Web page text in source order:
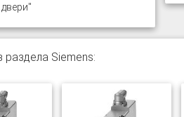
Siemens: